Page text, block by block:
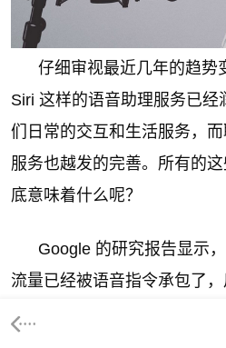
仔细审视最近几年的趋势
Siri 这样的语音助理服务已经
们日常的交互和生活服务，
服务也越发的完善。所有的
底意味着什么呢？
Google 的研究报告显示
流量已经被语音指令承包了
语音同界面进行交互，这个